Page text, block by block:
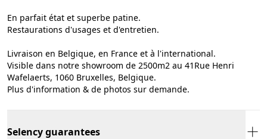
En parfait état et superbe patine.
Restaurations d'usages et d'entretien.
Livraison en Belgique, en France et à l'international.
Visible dans notre showroom de 2500m2 au 41Rue Henri
Wafelaerts, 1060 Bruxelles, Belgique.
Plus d'information & de photos sur demande.
Selency guarantees